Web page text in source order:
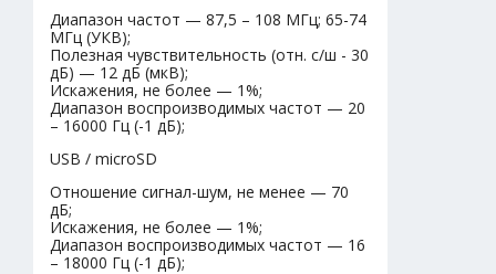
Диапазон частот — 87,5 – 108 МГц; 65-74
МГц (УКВ);
Полезная чувствительность (отн. с/ш - 30
дБ) — 12 дБ (мкВ);
Искажения, не более — 1%;
Диапазон воспроизводимых частот — 20
– 16000 Гц (-1 дБ);
USB / microSD
Отношение сигнал-шум, не менее — 70
дБ;
Искажения, не более — 1%;
Диапазон воспроизводимых частот — 16
– 18000 Гц (-1 дБ);